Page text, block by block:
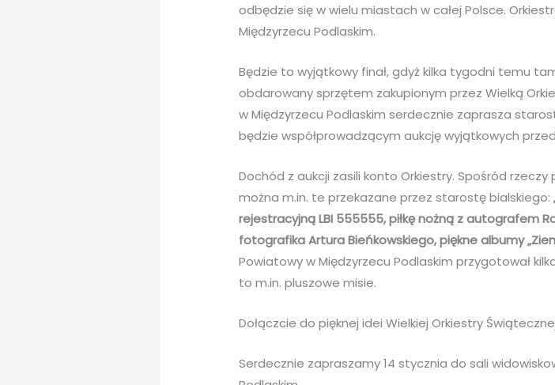
odbędzie się w wielu miastach w całej Polsce.
Międzyrzecu Podlaskim.
Będzie to wyjątkowy finał, gdyż kilka tygodni temu
obdarowany sprzętem zakupionym przez Wielką
w Międzyrzecu Podlaskim serdecznie zaprasza
będzie współprowadzącym aukcję wyjątkowych
Dochód z aukcji zasili konto Orkiestry. Spośród
można m.in. te przekazane przez starostę bialskiego:
rejestracyjną LBI 555555, piłkę nożną z autografem
fotografika Artura Bieńkowskiego, piękne albumy
Powiatowy w Międzyrzecu Podlaskim przygotował
to m.in. pluszowe misie.
Dołączcie do pięknej idei Wielkiej Orkiestry
Serdecznie zapraszamy 14 stycznia do sali